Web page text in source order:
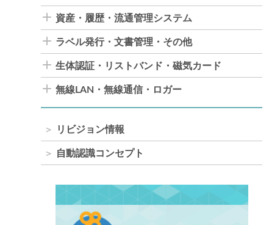
資産・履歴・流通管理システム
ラベル発行・文書管理・その他
生体認証・リストバンド・磁気カード
無線LAN・無線通信・ロガー
リビジョン情報
自動認識コンセプト